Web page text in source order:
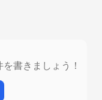
書きましょう！